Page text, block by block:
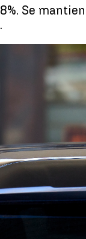
Se
marzo en el 9,8%,